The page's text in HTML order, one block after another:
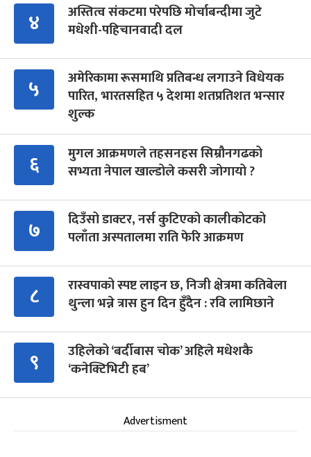
४
अस्तित्व संकटमा परेपछि मोर्चाबन्दीमा जुटे
मधेशी-पहिचानवादी दल
५
अमेरिकामा रूसमाथि प्रतिबन्ध लगाउने विधेयक
पारित, भारतसहित ५ देशमा शतप्रतिशत भन्सार
शुल्क
६
मुगल आक्रमणले तहसनहस सिम्रौनगढको
सभ्यता नेपाल खाल्डोले कसरी जोगायो ?
७
दिउँसो डाक्टर, नर्स कुटिएको कालीकोटको
पलाँता अस्पतालमा राति फेरि आक्रमण
८
रास्वपाको स्पष्ट लाइन छ, निजी क्षेत्रमा कतिबेला
थुन्ला भन्ने त्रास हुन दिन हुँदैन : रवि लामिछाने
९
उहिलेको ‘बर्दीबास चोक’ अहिले मधेशकै
‘कनेक्टिभिटी हब’
Advertisment